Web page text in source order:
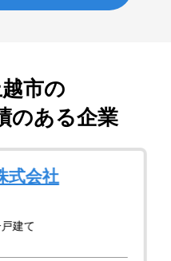
市の
のある企業
式会社
建て